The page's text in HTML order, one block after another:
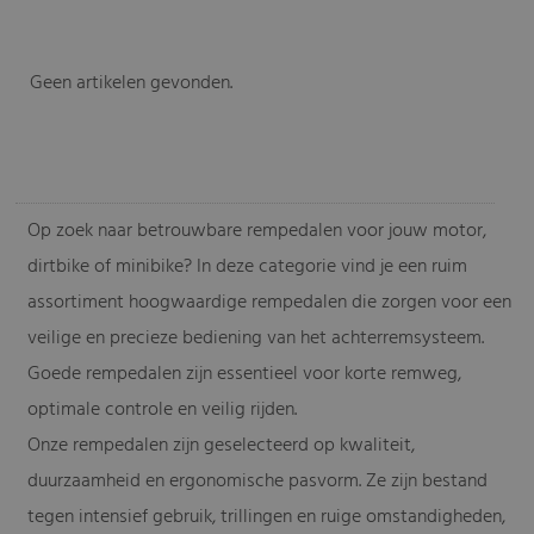
Geen artikelen gevonden.
Op zoek naar betrouwbare rempedalen voor jouw motor,
dirtbike of minibike? In deze categorie vind je een ruim
assortiment hoogwaardige rempedalen die zorgen voor een
veilige en precieze bediening van het achterremsysteem.
Goede rempedalen zijn essentieel voor korte remweg,
optimale controle en veilig rijden.
Onze rempedalen zijn geselecteerd op kwaliteit,
duurzaamheid en ergonomische pasvorm. Ze zijn bestand
tegen intensief gebruik, trillingen en ruige omstandigheden,